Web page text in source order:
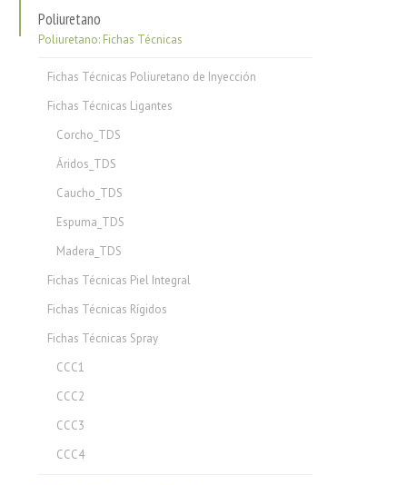
Poliuretano
Poliuretano: Fichas Técnicas
Fichas Técnicas Poliuretano de Inyección
Fichas Técnicas Ligantes
Corcho_TDS
Áridos_TDS
Caucho_TDS
Espuma_TDS
Madera_TDS
Fichas Técnicas Piel Integral
Fichas Técnicas Rígidos
Fichas Técnicas Spray
CCC1
CCC2
CCC3
CCC4